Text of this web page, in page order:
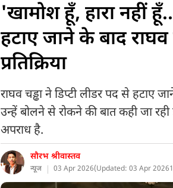
'खामोश हूँ, हारा नहीं
हटाए जाने के बाद
प्रतिक्रिया
राघव चड्ढा ने डिप्टी लीडर पद से
उन्हें बोलने से रोकने की बात कही जा
अपराध है.
सौरभ श्रीवास्तव
न्यूज 03 Apr 2026(Updated: 03 Apr 2026